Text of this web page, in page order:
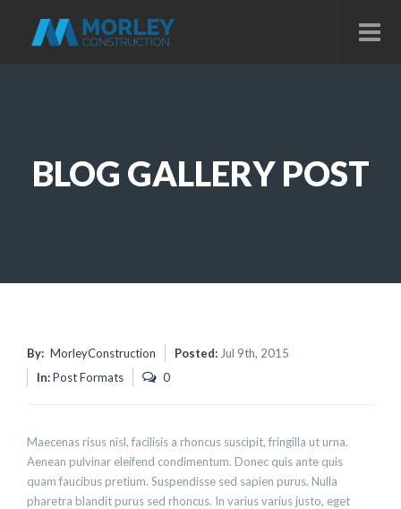
BLOG GALLERY POST
By: MorleyConstruction Posted: Jul 9th, 2015
In:Post Formats 0
Maecenas risus nisl, facilisis a rhoncus suscipit, fringilla ut urna.
Aenean pulvinar eleifend condimentum. Donec quis ante quis
quam faucibus pretium. Suspendisse sed sapien purus. Nulla
pharetra blandit purus sed rhoncus. In varius varius justo, eget